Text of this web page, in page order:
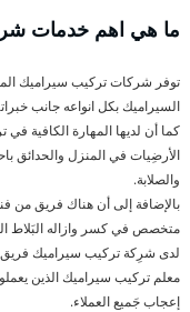
ما هي اهم خدمات
توفر شركات تركيب سيراميك
السيراميك بكل انواعه جانب
كما أن لديها المهارة الكافية
الأرضِيات في المنزل والحدائق
والصلابة.
بالإضافة إلى أن هناك فريق من
متخصص في كسر وازاله البَلاط
لدى شرِكة تركيب سيراميك
معلم تركيب سيراميك الذين
إعجاب جَميع العملاء.